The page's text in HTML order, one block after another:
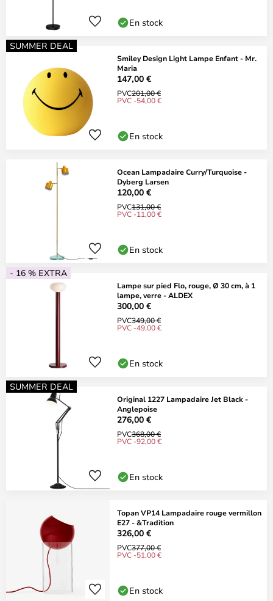
En stock
SUMMER DEAL
Smiley Design Light Lampe Enfant - Mr.
Maria
147,00 €
PVC201,00 €
PVC -54,00 €
En stock
Ocean Lampadaire Curry/Turquoise -
Dyberg Larsen
120,00 €
PVC131,00 €
PVC -11,00 €
En stock
- 16 % EXTRA
Lampe sur pied Flo, rouge, Ø 30 cm, à 1
lampe, verre - ALDEX
300,00 €
PVC349,00 €
PVC -49,00 €
En stock
SUMMER DEAL
Original 1227 Lampadaire Jet Black -
Anglepoise
276,00 €
PVC368,00 €
PVC -92,00 €
En stock
Topan VP14 Lampadaire rouge vermillon
E27 - &Tradition
326,00 €
PVC377,00 €
PVC -51,00 €
En stock